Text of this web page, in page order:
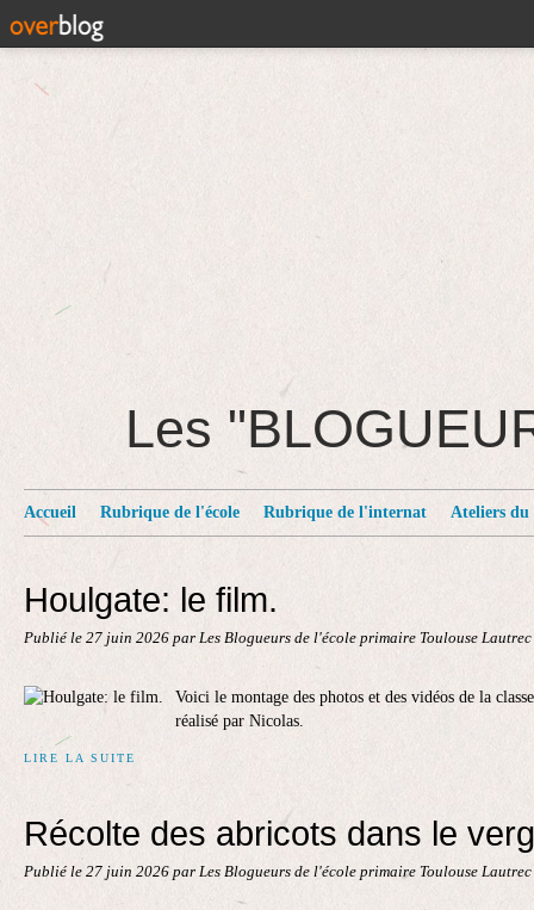
Les
Accueil Rubrique de l'école Rubrique de l'internat Ateliers du
Houlgate: le film.
Publié le 27 juin 2026 par Les Blogueurs de l'école primaire Toulouse Lautrec
Voici le montage des photos et des vidéos de la
réalisé par Nicolas.
LIRE LA SUITE
Récolte des abricots dans le
Publié le 27 juin 2026 par Les Blogueurs de l'école primaire Toulouse Lautrec